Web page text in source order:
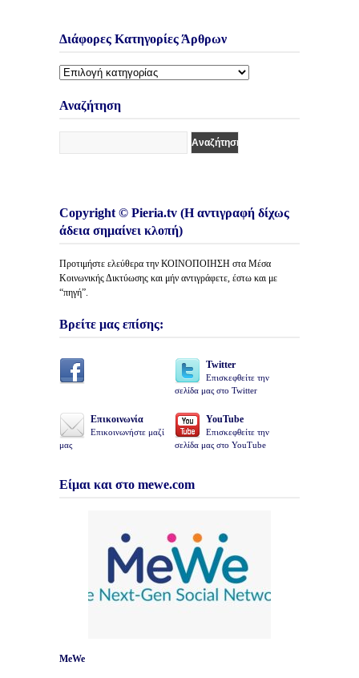
Διάφορες Κατηγορίες Άρθρων
Διάφορες
Άρθρων
Αναζήτηση
Copyright © Pieria.tv (Η αντιγραφή δίχως
άδεια σημαίνει κλοπή)
Προτιμήστε ελεύθερα την ΚΟΙΝΟΠΟΙΗΣΗ στα Μέσα
Κοινωνικής Δικτύωσης και μήν αντιγράφετε, έστω και με
“πηγή”.
Βρείτε μας επίσης:
Twitter
Επισκεφθείτε την
σελίδα μας στο Twitter
Επικοινωνία
Επικοινωνήστε μαζί
μας
YouTube
Επισκεφθείτε την
σελίδα μας στο YouTube
Είμαι και στο mewe.com
MeWe